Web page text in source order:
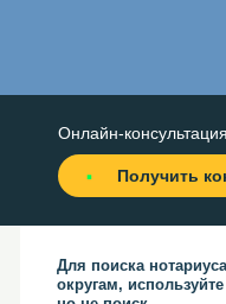
Онлайн-
Получить
Для поиска
округам,